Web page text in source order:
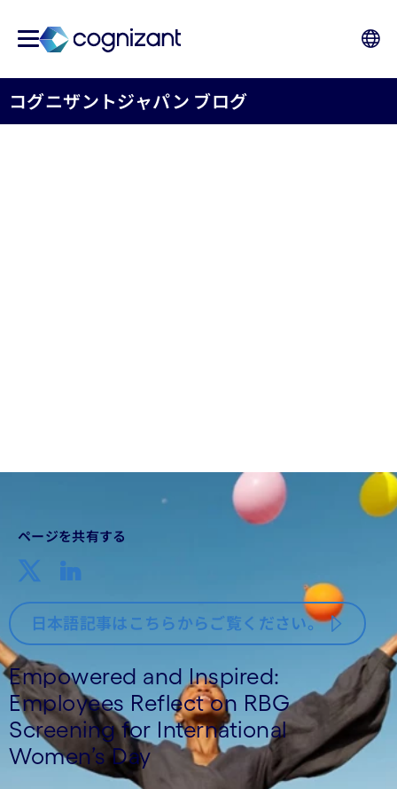
コグニザントジャパン ブログ
ページを共有する
日本語記事はこちらからご覧ください。
Empowered and Inspired:
Employees Reflect on RBG
Screening for International
Women’s Day